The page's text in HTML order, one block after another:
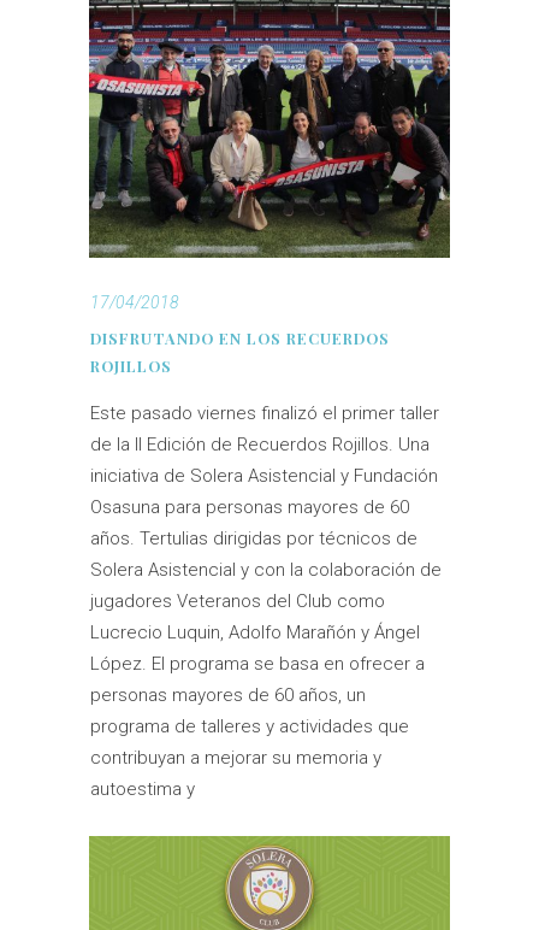
17/04/2018
DISFRUTANDO EN LOS RECUERDOS
ROJILLOS
Este pasado viernes finalizó el primer taller
de la II Edición de Recuerdos Rojillos. Una
iniciativa de Solera Asistencial y Fundación
Osasuna para personas mayores de 60
años. Tertulias dirigidas por técnicos de
Solera Asistencial y con la colaboración de
jugadores Veteranos del Club como
Lucrecio Luquin, Adolfo Marañón y Ángel
López. El programa se basa en ofrecer a
personas mayores de 60 años, un
programa de talleres y actividades que
contribuyan a mejorar su memoria y
autoestima y